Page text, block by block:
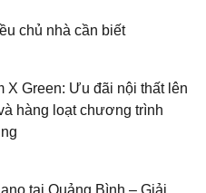
chủ nhà cần biết
X Green: Ưu đãi nội thất lên
hàng loạt chương trình